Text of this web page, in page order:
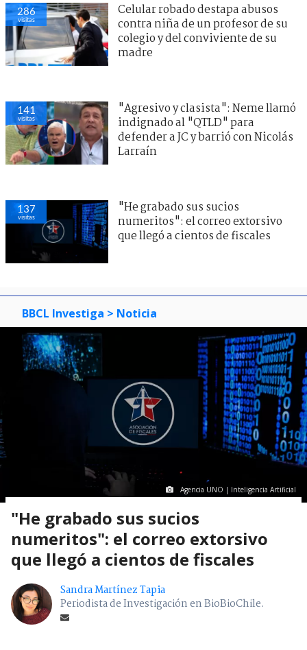
286
visitas
Celular robado destapa abusos
contra niña de un profesor de su
colegio y del conviviente de su
madre
141
visitas
"Agresivo y clasista": Neme llamó
indignado al "QTLD" para
defender a JC y barrió con Nicolás
Larraín
137
visitas
"He grabado sus sucios
numeritos": el correo extorsivo
que llegó a cientos de fiscales
BBCL Investiga > Noticia
Agencia UNO | Inteligencia Artificial
"He grabado sus sucios
numeritos": el correo extorsivo
que llegó a cientos de fiscales
Sandra Martínez Tapia
Periodista de Investigación en BioBioChile.